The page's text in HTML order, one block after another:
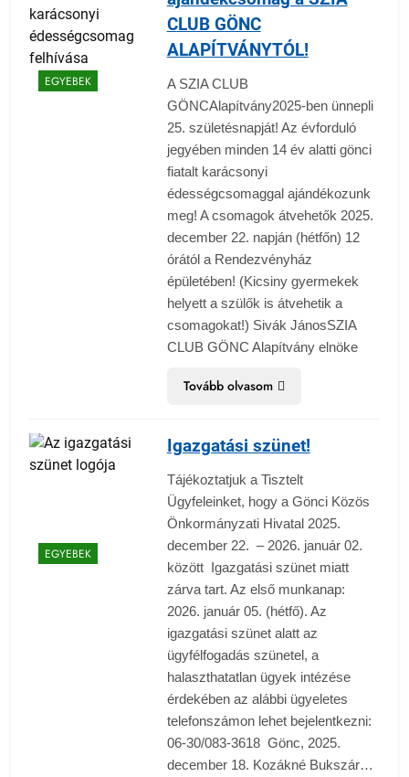
EGYEBEK
CLUB GÖNC
ALAPÍTVÁNYTÓL!
A SZIA CLUB
GÖNCAlapítvány2025-ben ünnepli
25. születésnapját! Az évforduló
jegyében minden 14 év alatti gönci
fiatalt karácsonyi
édességcsomaggal ajándékozunk
meg! A csomagok átvehetők 2025.
december 22. napján (hétfőn) 12
órától a Rendezvényház
épületében! (Kicsiny gyermekek
helyett a szülők is átvehetik a
csomagokat!) Sivák JánosSZIA
CLUB GÖNC Alapítvány elnöke
Tovább olvasom
EGYEBEK
Igazgatási szünet!
Tájékoztatjuk a Tisztelt
Ügyfeleinket, hogy a Gönci Közös
Önkormányzati Hivatal 2025.
december 22. – 2026. január 02.
között Igazgatási szünet miatt
zárva tart. Az első munkanap:
2026. január 05. (hétfő). Az
igazgatási szünet alatt az
ügyfélfogadás szünetel, a
halaszthatatlan ügyek intézése
érdekében az alábbi ügyeletes
telefonszámon lehet bejelentkezni:
06-30/083-3618 Gönc, 2025.
december 18. Kozákné Bukszár…